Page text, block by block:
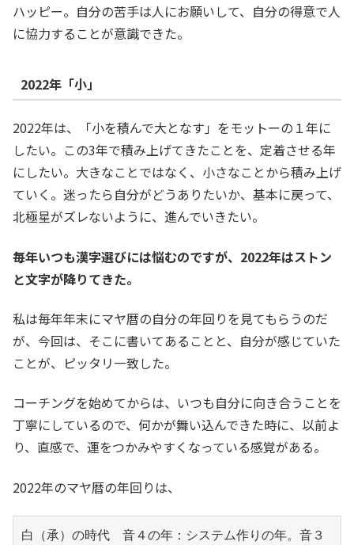
ハッピー。自分の苦手は人にお願いして、自分の得意で人
に協力することが意識できた。
2022年「小」
2022年は、「小を積んで大となす」をモットーの１年に
したい。この3年で積み上げてきたことを、定着させる年
にしたい。大きなことではなく、小さなことから積み上げ
ていく。迷ったら自分がどうありたいか、基本に戻って、
北極星がズレないように、進んでいきたい。
毎年いつも漢字選びには悩むのですが、2022年はストン
と文字が降りてきた。
私は毎年年末にマヤ暦の自分の年回りを見てもらうのだ
が、今回は、そこに書いてあることと、自分が感じていた
ことが、ピッタリ一致した。
コーチングを始めてからは、いつも自分に向き合うことを
丁寧にしているので、何かが舞い込んできた時に、以前よ
り、直感で、運をつかみやすくなっている感覚がある。
2022年のマヤ暦の年回りは、
白（承）の時代　音４の年：システム作りの年。音３